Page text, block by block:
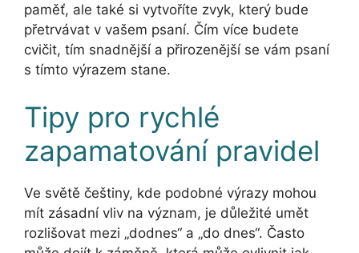
paměť, ale také si vytvoříte zvyk, který bude
přetrvávat v vašem psaní. Čím více budete
cvičit, tím snadnější a přirozenější se vám psaní
s tímto výrazem stane.
Tipy pro rychlé
zapamatování pravidel
Ve světě češtiny, kde podobné výrazy mohou
mít zásadní vliv na význam, je důležité umět
rozlišovat mezi „dodnes“ a „do dnes“. Často